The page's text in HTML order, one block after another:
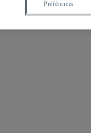
Préférences